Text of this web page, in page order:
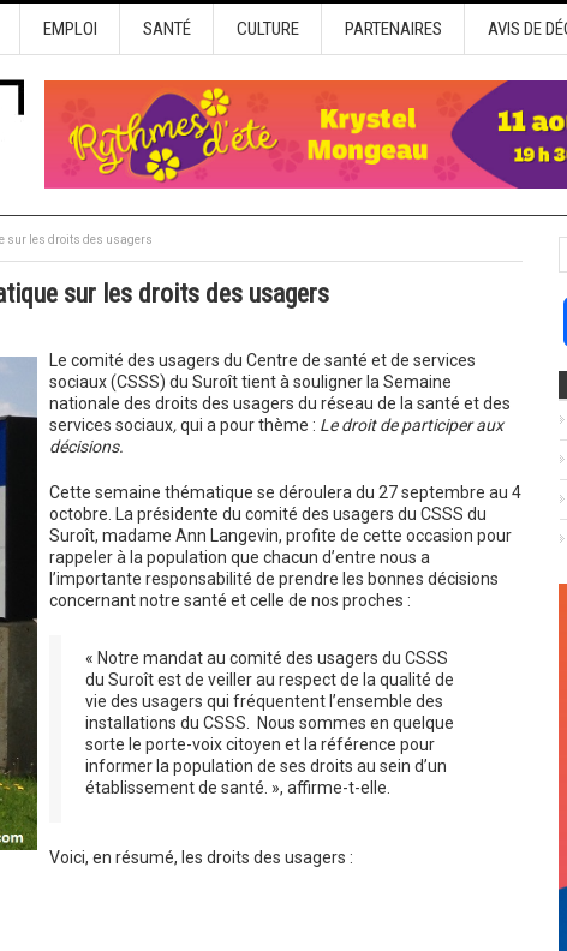
EMPLOI SANTÉ CULTURE PARTENAIRES AVIS DE
sur les droits des usagers
sur les droits des usagers
Le comité des usagers du Centre de santé et de services
sociaux (CSSS) du Suroît tient à souligner la Semaine
nationale des droits des usagers du réseau de la santé et des
services sociaux,qui a pour thème : Le droit de participer aux
décisions.
Cette semaine thématique se déroulera du 27 septembre au 4
octobre.
La présidente du comité des usagers du CSSS du
Suroît, madame Ann Langevin, profite de cette occasion pour
rappeler à la population que chacun d’entre nous a
l’importante responsabilité de prendre les bonnes décisions
concernant notre santé et celle de nos proches :
« Notre mandat au comité des usagers du CSSS
du Suroît est de veiller au respect de la qualité de
vie des usagers qui fréquentent l’ensemble des
installations du CSSS. Nous sommes en quelque
sorte le porte-voix citoyen et la référence pour
informer la population de ses droits au sein d’un
établissement de santé. », affirme-t-elle.
Voici, en résumé, les droits des usagers :